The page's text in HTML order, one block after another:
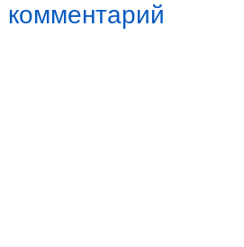
комментарий